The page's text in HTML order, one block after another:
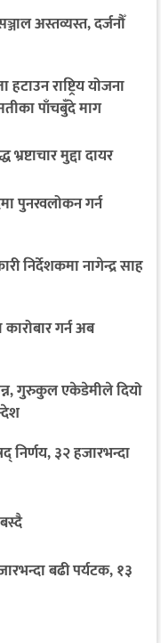
अस्तव्यस्त, दर्जनौँ
राष्ट्रिय योजना
पाँचबुँदे माग
मुद्दा दायर
पुनरवलोकन गर्न
निर्देशकमा नागेन्द्र साह
गर्न अब
गुरुकुल एकेडेमीले दियो
निर्णय, ३२ हजारभन्दा
बढी पर्यटक, १३